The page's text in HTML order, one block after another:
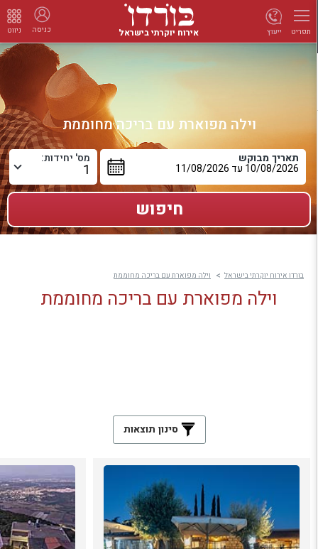
תפריט אירוח יוקרתי בישראל כניסה ניווט ייעוץ
וילה מפוארת עם בריכה מחוממת
תאריך מבוקש מס' יחידות:
בורדו אירוח יוקרתי בישראל וילה מפוארת עם בריכה מחוממת
וילה מפוארת עם בריכה מחוממת
סינון תוצאות